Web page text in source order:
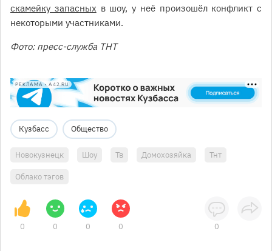
скамейку запасных в шоу, у неё произошёл конфликт с
некоторыми участниками.
Фото: пресс-служба ТНТ
РЕКЛАМА • A42.RU
Кузбасс Общество
Новокузнецк Шоу Тв Домохозяйка Тнт
Облако тэгов
0 0 0 0 0